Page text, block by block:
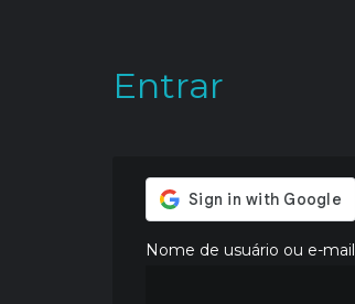
Entrar
Nome de usuário ou e-mail